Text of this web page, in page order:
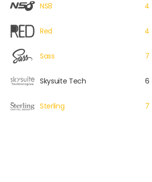
NS8 4
Red 4
Sass 7
Skysuite Tech 6
Sterling 7